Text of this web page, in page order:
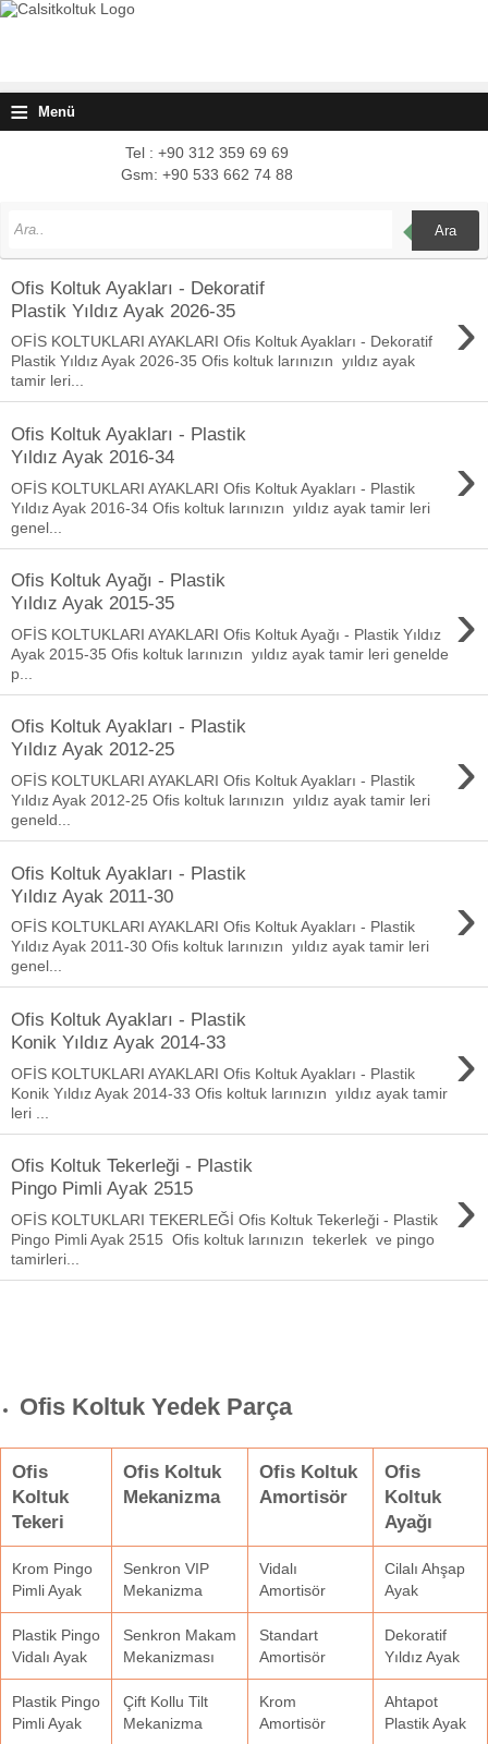
≡ Menü
Tel : +90 312 359 69 69
Gsm: +90 533 662 74 88
Ara
Ofis Koltuk Ayakları - Dekoratif
Plastik Yıldız Ayak 2026-35
›
OFİS KOLTUKLARI AYAKLARI Ofis Koltuk Ayakları - Dekoratif
Plastik Yıldız Ayak 2026-35 Ofis koltuk larınızın yıldız ayak
tamir leri...
Ofis Koltuk Ayakları - Plastik
Yıldız Ayak 2016-34
›
OFİS KOLTUKLARI AYAKLARI Ofis Koltuk Ayakları - Plastik
Yıldız Ayak 2016-34 Ofis koltuk larınızın yıldız ayak tamir leri
genel...
Ofis Koltuk Ayağı - Plastik
Yıldız Ayak 2015-35
›
OFİS KOLTUKLARI AYAKLARI Ofis Koltuk Ayağı - Plastik Yıldız
Ayak 2015-35 Ofis koltuk larınızın yıldız ayak tamir leri genelde
p...
Ofis Koltuk Ayakları - Plastik
Yıldız Ayak 2012-25
›
OFİS KOLTUKLARI AYAKLARI Ofis Koltuk Ayakları - Plastik
Yıldız Ayak 2012-25 Ofis koltuk larınızın yıldız ayak tamir leri
geneld...
Ofis Koltuk Ayakları - Plastik
Yıldız Ayak 2011-30
›
OFİS KOLTUKLARI AYAKLARI Ofis Koltuk Ayakları - Plastik
Yıldız Ayak 2011-30 Ofis koltuk larınızın yıldız ayak tamir leri
genel...
Ofis Koltuk Ayakları - Plastik
Konik Yıldız Ayak 2014-33
›
OFİS KOLTUKLARI AYAKLARI Ofis Koltuk Ayakları - Plastik
Konik Yıldız Ayak 2014-33 Ofis koltuk larınızın yıldız ayak tamir
leri ...
Ofis Koltuk Tekerleği - Plastik
Pingo Pimli Ayak 2515
›
OFİS KOLTUKLARI TEKERLEĞİ Ofis Koltuk Tekerleği - Plastik
Pingo Pimli Ayak 2515 Ofis koltuk larınızın tekerlek ve pingo
tamirleri...
Ofis Koltuk Yedek Parça
Ofis
Koltuk
Tekeri
Ofis Koltuk
Mekanizma
Ofis Koltuk
Amortisör
Ofis
Koltuk
Ayağı
Krom Pingo
Pimli Ayak
Senkron VIP
Mekanizma
Vidalı
Amortisör
Cilalı Ahşap
Ayak
Plastik Pingo
Vidalı Ayak
Senkron Makam
Mekanizması
Standart
Amortisör
Dekoratif
Yıldız Ayak
Plastik Pingo
Pimli Ayak
Çift Kollu Tilt
Mekanizma
Krom
Amortisör
Ahtapot
Plastik Ayak